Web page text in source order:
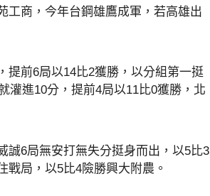
工商，今年台鋼雄鷹成軍，若高雄出
提前6局以14比2獲勝，以分組第一挺
灌進10分，提前4局以11比0獲勝，北
誠6局無安打無失分挺身而出，以5比3
局，以5比4險勝興大附農。